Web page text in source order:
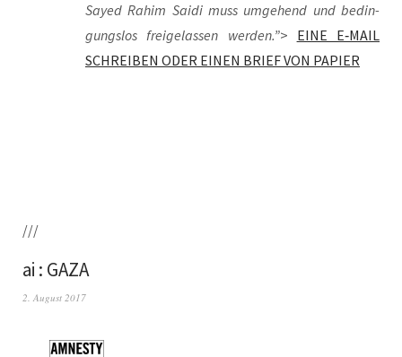
Say­ed Rahim Sai­di muss umge­hend und bedin­
gungs­los frei­ge­las­sen wer­den.”> EINE E‑MAIL
SCHREIBEN ODER EINEN BRIEF VON PAPIER
///
ai : GAZA
2. August 2017